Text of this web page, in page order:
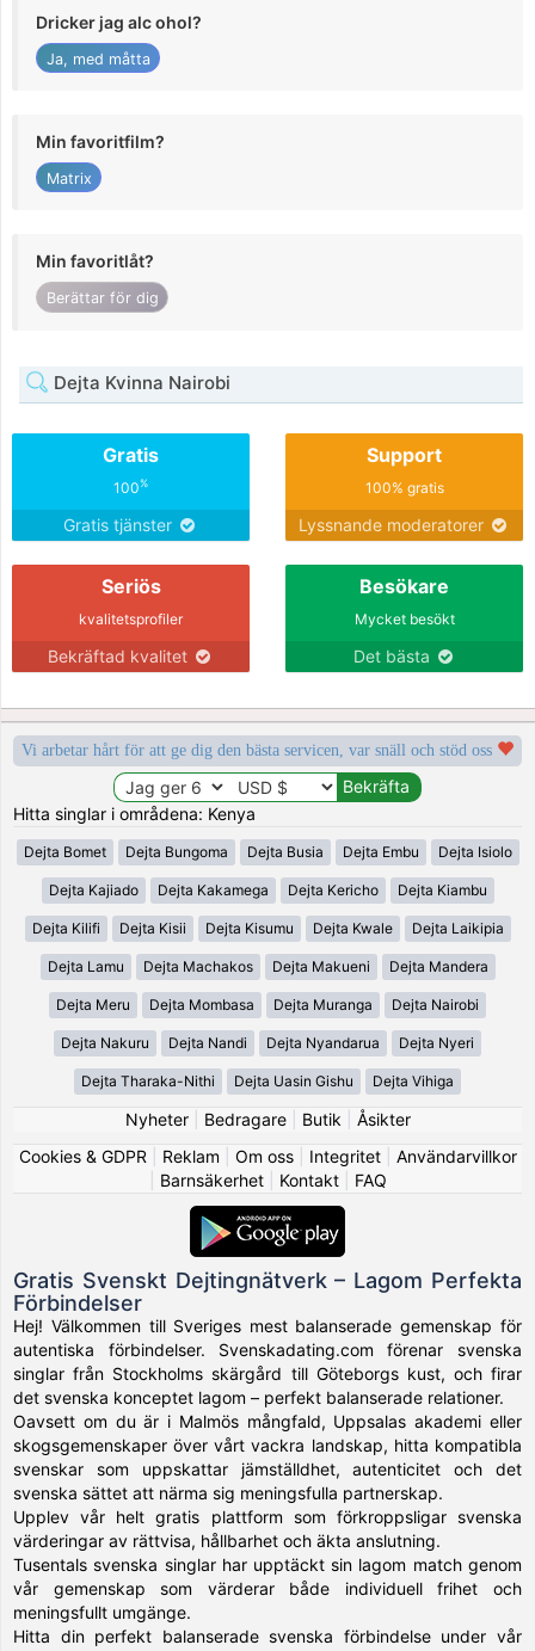
Dricker jag alc ohol?
Ja, med måtta
Min favoritfilm?
Matrix
Min favoritlåt?
Berättar för dig
Dejta Kvinna Nairobi
Gratis
100%
Gratis tjänster
Support
100% gratis
Lyssnande moderatorer
Seriös
kvalitetsprofiler
Bekräftad kvalitet
Besökare
Mycket besökt
Det bästa
Vi arbetar hårt för att ge dig den bästa servicen, var snäll och stöd oss
Hitta singlar i områdena: Kenya
Dejta Bomet Dejta Bungoma Dejta Busia Dejta Embu Dejta Isiolo
Dejta Kajiado Dejta Kakamega Dejta Kericho Dejta Kiambu
Dejta Kilifi Dejta Kisii Dejta Kisumu Dejta Kwale Dejta Laikipia
Dejta Lamu Dejta Machakos Dejta Makueni Dejta Mandera
Dejta Meru Dejta Mombasa Dejta Muranga Dejta Nairobi
Dejta Nakuru Dejta Nandi Dejta Nyandarua Dejta Nyeri
Dejta Tharaka-Nithi Dejta Uasin Gishu Dejta Vihiga
Nyheter| Bedragare| Butik
Åsikter
Cookies & GDPR
Reklam Om oss| Integritet| Användarvillkor
Barnsäkerhet| Kontakt| FAQ
Gratis Svenskt Dejtingnätverk – Lagom Perfekta
Förbindelser
Hej! Välkommen till Sveriges mest balanserade gemenskap för
autentiska förbindelser. Svenskadating.com förenar svenska
singlar från Stockholms skärgård till Göteborgs kust, och firar
det svenska konceptet lagom – perfekt balanserade relationer.
Oavsett om du är i Malmös mångfald, Uppsalas akademi eller
skogsgemenskaper över vårt vackra landskap, hitta kompatibla
svenskar som uppskattar jämställdhet, autenticitet och det
svenska sättet att närma sig meningsfulla partnerskap.
Upplev vår helt gratis plattform som förkroppsligar svenska
värderingar av rättvisa, hållbarhet och äkta anslutning.
Tusentals svenska singlar har upptäckt sin lagom match genom
vår gemenskap som värderar både individuell frihet och
meningsfullt umgänge.
Hitta din perfekt balanserade svenska förbindelse under vår